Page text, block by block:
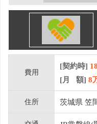
費用
[契約時]
[月 額] 8
住所 茨城県 笠